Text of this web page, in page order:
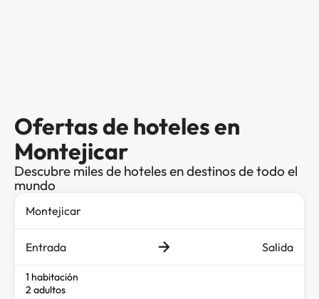
Ofertas de hoteles en
Montejicar
Descubre miles de hoteles en destinos de todo el
mundo
Entrada Salida
1 habitación
2 adultos